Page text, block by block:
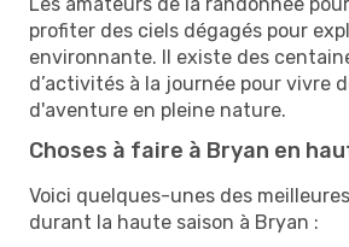
profiter des ciels dégagés pour
environnante. Il existe des
d’activités à la journée pour vivre
d'aventure en pleine nature.
Choses à faire à Bryan en
Voici quelques-unes des
durant la haute saison à Bryan :